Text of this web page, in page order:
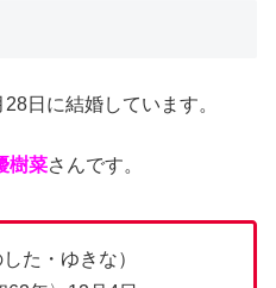
日に結婚しています。
樹菜さんです。
た・ゆきな）